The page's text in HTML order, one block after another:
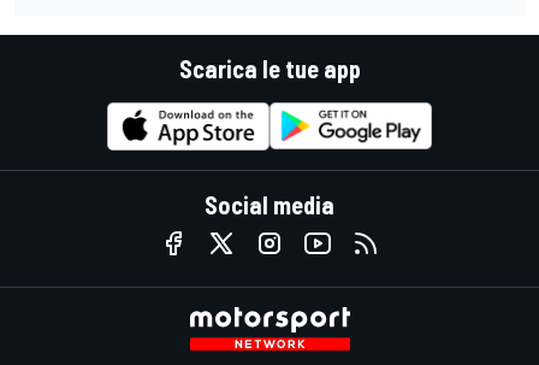
Scarica le tue app
Social media